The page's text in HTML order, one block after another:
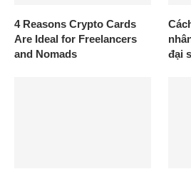
4 Reasons Crypto Cards
Are Ideal for Freelancers
and Nomads
đại